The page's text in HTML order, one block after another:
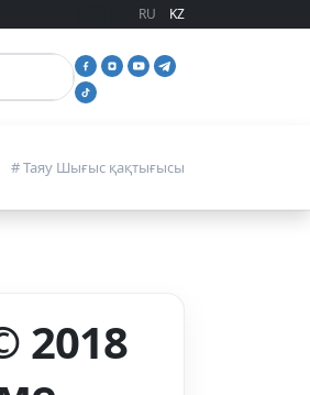
RU KZ
# Таяу Шығыс қақтығысы
2018